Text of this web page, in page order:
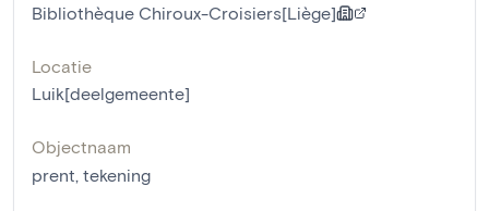
Bibliothèque Chiroux-Croisiers[Liège]
Locatie
Luik[deelgemeente]
Objectnaam
prent, tekening